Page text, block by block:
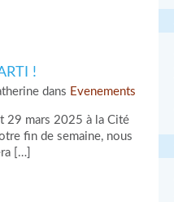
!
dans Evenements
29 mars 2025 à la Cité
fin de semaine, nous
[…]